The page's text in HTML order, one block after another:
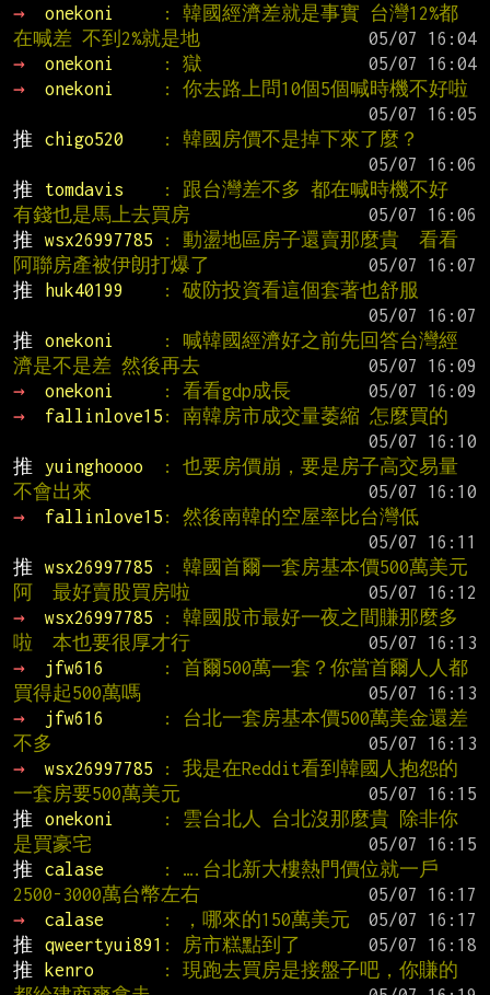
→
onekoni
: 韓國經濟差就是事實 台灣12%都
在喊差 不到2%就是地
→
onekoni : 獄
→
onekoni
: 你去路上問10個5個喊時機不好啦
推
chigo520
: 韓國房價不是掉下來了麼？
推
tomdavis
: 跟台灣差不多 都在喊時機不好
有錢也是馬上去買房
推
wsx26997785
: 動盪地區房子還賣那麼貴  看看
阿聯房產被伊朗打爆了
推
huk40199
: 破防投資看這個套著也舒服
推
onekoni
: 喊韓國經濟好之前先回答台灣經
濟是不是差 然後再去
→
onekoni : 看看gdp成長
→
fallinlove15 : 南韓房市成交量萎縮 怎麼買的
推
yuinghoooo
: 也要房價崩，要是房子高交易量
不會出來
→
fallinlove15 : 然後南韓的空屋率比台灣低
推
wsx26997785
: 韓國首爾一套房基本價500萬美元
阿  最好賣股買房啦
→
wsx26997785
: 韓國股市最好一夜之間賺那麼多
啦  本也要很厚才行
→
jfw616
: 首爾500萬一套？你當首爾人人都
買得起500萬嗎
→
jfw616
: 台北一套房基本價500萬美金還差
不多
→
wsx26997785
: 我是在Reddit看到韓國人抱怨的
一套房要500萬美元
推
onekoni
: 雲台北人 台北沒那麼貴 除非你
是買豪宅
推
calase
: ….台北新大樓熱門價位就一戶
2500-3000萬台幣左右
→
calase : ，哪來的150萬美元
推
qweertyui891 : 房市糕點到了
推
kenro
: 現跑去買房是接盤子吧，你賺的